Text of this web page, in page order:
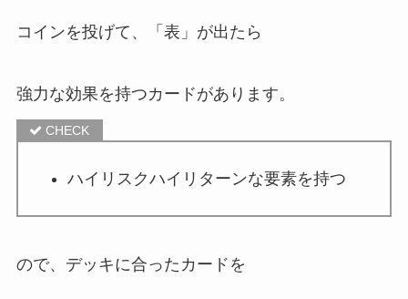
コインを投げて、「表」が出たら
強力な効果を持つカードがあります。
ハイリスクハイリターンな要素を持つ
ので、デッキに合ったカードを